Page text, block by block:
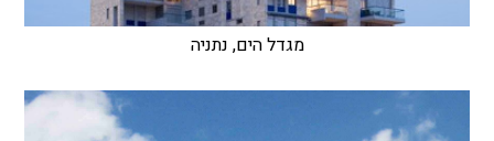
מגדל הים, נתניה